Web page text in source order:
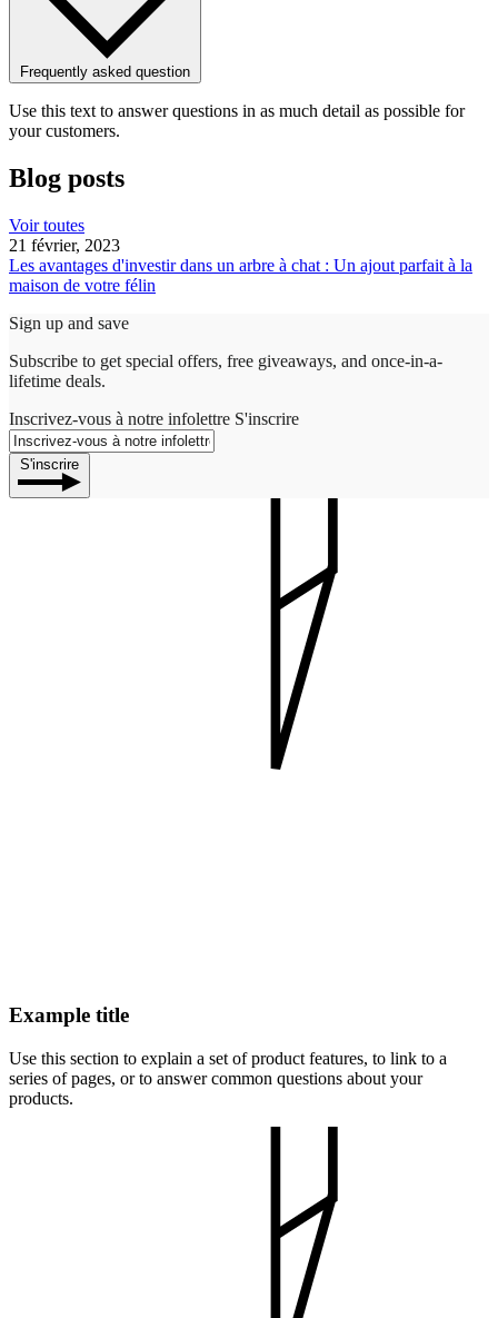
Frequently asked question
Use this text to answer questions in as much detail as possible for
your customers.
Blog posts
Voir toutes
21 février, 2023
Les avantages d'investir dans un arbre à chat : Un ajout parfait à la
maison de votre félin
Sign up and save
Subscribe to get special offers, free giveaways, and once-in-a-
lifetime deals.
Inscrivez-vous à notre infolettre S'inscrire
S'inscrire
Example title
Use this section to explain a set of product features, to link to a
series of pages, or to answer common questions about your
products.